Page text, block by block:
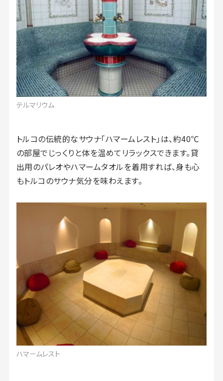
テルマリウム
トルコの伝統的なサウナ「ハマームレスト」は、約40℃
の部屋でじっくりと体を温めてリラックスできます。貸
出用のパレオやハマームタオルを着用すれば、身も心
もトルコのサウナ気分を味わえます。
ハマームレスト